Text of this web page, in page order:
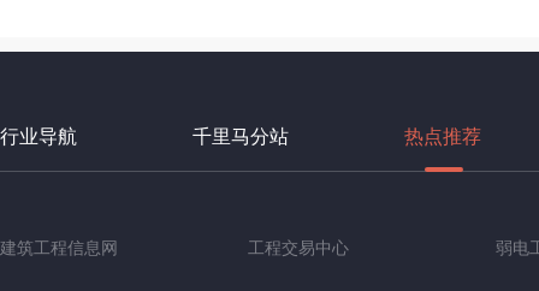
行业导航 千里马分站 热点推荐
建筑工程信息网 工程交易中心 弱电